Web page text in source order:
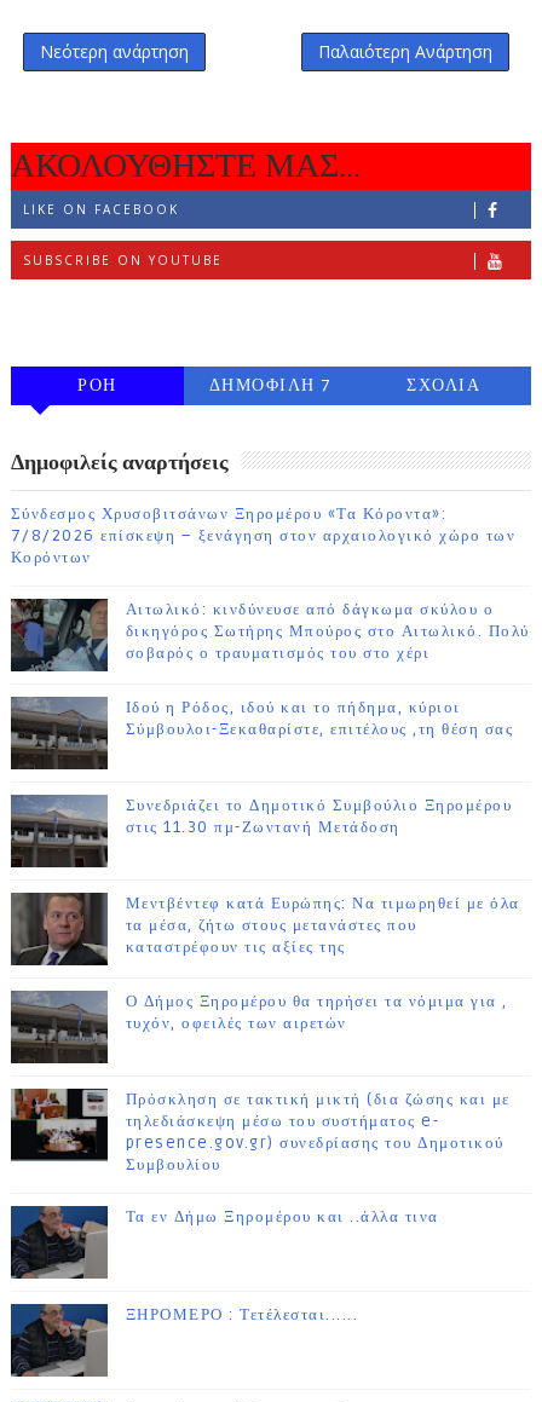
Νεότερη ανάρτηση Παλαιότερη Ανάρτηση
ΑΚΟΛΟΥΘΗΣΤΕ ΜΑΣ...
LIKE ON FACEBOOK
SUBSCRIBE ON YOUTUBE
ΡΟΗ
ΔΗΜΟΦΙΛΗ 7
ΣΧΟΛΙΑ
Δημοφιλείς αναρτήσεις
Σύνδεσμος Χρυσοβιτσάνων Ξηρομέρου «Τα Κόροντα»:
7/8/2026 επίσκεψη – ξενάγηση στον αρχαιολογικό χώρο των
Κορόντων
Αιτωλικό: κινδύνευσε από δάγκωμα σκύλου ο
δικηγόρος Σωτήρης Μπούρος στο Αιτωλικό. Πολύ
σοβαρός ο τραυματισμός του στο χέρι
Ιδού η Ρόδος, ιδού και το πήδημα, κύριοι
Σύμβουλοι-Ξεκαθαρίστε, επιτέλους ,τη θέση σας
Συνεδριάζει το Δημοτικό Συμβούλιο Ξηρομέρου
στις 11.30 πμ-Ζωντανή Μετάδοση
Μεντβέντεφ κατά Ευρώπης: Να τιμωρηθεί με όλα
τα μέσα, ζήτω στους μετανάστες που
καταστρέφουν τις αξίες της
Ο Δήμος Ξηρομέρου θα τηρήσει τα νόμιμα για ,
τυχόν, οφειλές των αιρετών
Πρόσκληση σε τακτική μικτή (δια ζώσης και με
τηλεδιάσκεψη μέσω του συστήματος e-
presence.gov.gr) συνεδρίασης του Δημοτικού
Συμβουλίου
Τα εν Δήμω Ξηρομέρου και ..άλλα τινα
ΞΗΡΟΜΕΡΟ : Τετέλεσται......